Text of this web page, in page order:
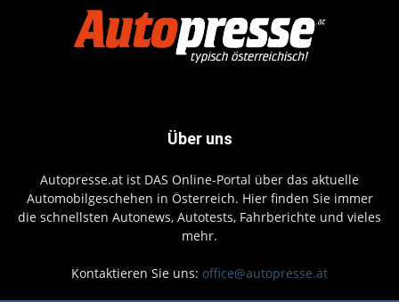
Über uns
Autopresse.at ist DAS Online-Portal über das aktuelle
Automobilgeschehen in Österreich. Hier finden Sie immer
die schnellsten Autonews, Autotests, Fahrberichte und vieles
mehr.
Kontaktieren Sie uns: office@autopresse.at